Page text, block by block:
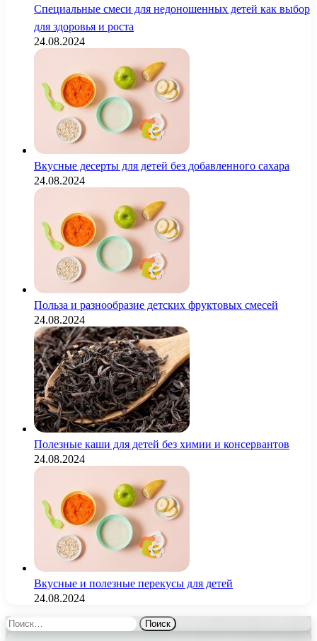
Специальные смеси для недоношенных детей как выбор
для здоровья и роста
24.08.2024
Вкусные десерты для детей без добавленного сахара
24.08.2024
Польза и разнообразие детских фруктовых смесей
24.08.2024
Полезные каши для детей без химии и консервантов
24.08.2024
Вкусные и полезные перекусы для детей
24.08.2024
Найти: